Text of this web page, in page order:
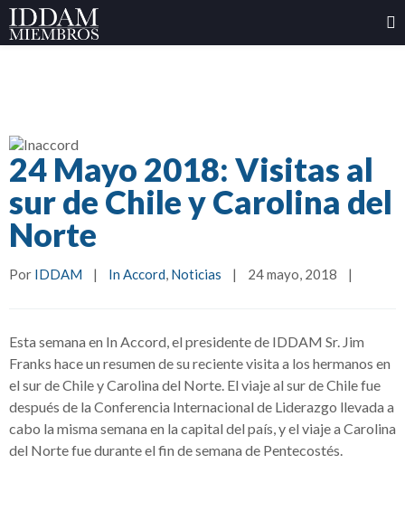
24 Mayo 2018: Visitas al
sur de Chile y Carolina del
Norte
Por IDDAM | In Accord, Noticias | 24 mayo, 2018 |
Esta semana en In Accord, el presidente de IDDAM Sr. Jim
Franks hace un resumen de su reciente visita a los hermanos en
el sur de Chile y Carolina del Norte. El viaje al sur de Chile fue
después de la Conferencia Internacional de Liderazgo llevada a
cabo la misma semana en la capital del país, y el viaje a Carolina
del Norte fue durante el fin de semana de Pentecostés.